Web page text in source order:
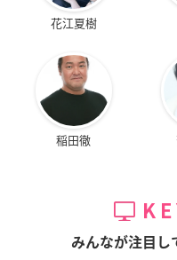
花江夏樹
稲田徹
みんなが注目し